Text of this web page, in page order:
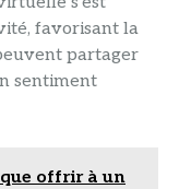
favorisant la
partager
sentiment
offrir à un